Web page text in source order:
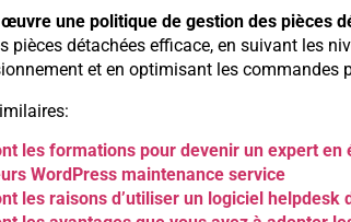
une politique de gestion des pièces
pièces détachées efficace, en suivant les
et en optimisant les commandes
les formations pour devenir un expert en
WordPress maintenance service
les raisons d’utiliser un logiciel helpdesk